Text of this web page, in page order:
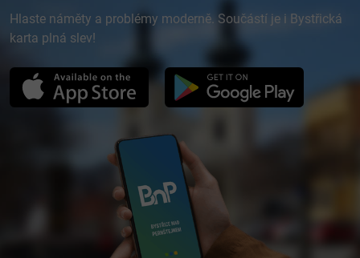
Hlaste náměty a problémy moderně. Součástí je i Bystřická
karta plná slev!